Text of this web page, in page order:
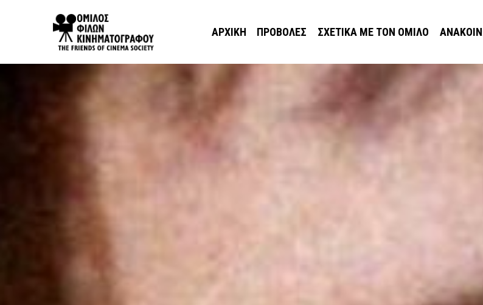
ΑΡΧΙΚΉ ΠΡΟΒΟΛΈΣ ΣΧΕΤΙΚΆ ΜΕ ΤΟΝ ΌΜΙΛΟ